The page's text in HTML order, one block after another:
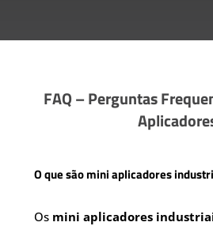
FAQ – Perguntas
O que são mini aplicadores
Os mini aplicadores